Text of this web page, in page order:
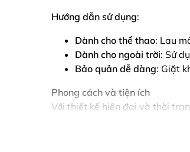
Hướng dẫn sử dụng:
Dành cho thể thao: Lau
Dành cho ngoài trời: Sử
Bảo quản dễ dàng: Giặt
Phong cách và tiện ích
Với thiết kế hiện đại và thời